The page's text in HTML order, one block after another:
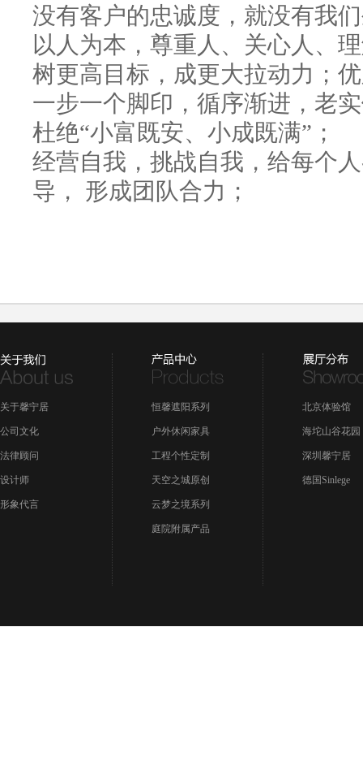
没有客户的忠诚度，就没有我
以人为本，尊重人、关心人、
树更高目标，成更大拉动力；
一步一个脚印，循序渐进，老
杜绝“小富既安、小成既满”；
经营自我，挑战自我，给每个
导， 形成团队合力；
关于馨宁居
公司文化
法律顾问
设计师
形象代言
恒馨遮阳系列
户外休闲家具
工程个性定制
天空之城原创
云梦之境系列
庭院附属产品
北京体验馆
海坨山谷花园
深圳馨宁居
德国Sinlege